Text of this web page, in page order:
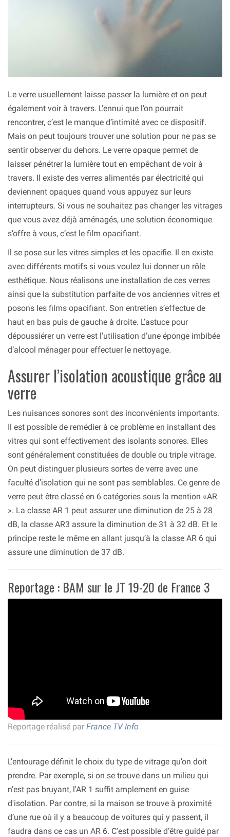
Le verre usuellement laisse passer la lumière et on peut
également voir à travers. L’ennui que l’on pourrait
rencontrer, c’est le manque d’intimité avec ce dispositif.
Mais on peut toujours trouver une solution pour ne pas se
sentir observer du dehors. Le verre opaque permet de
laisser pénétrer la lumière tout en empêchant de voir à
travers. Il existe des verres alimentés par électricité qui
deviennent opaques quand vous appuyez sur leurs
interrupteurs. Si vous ne souhaitez pas changer les vitrages
que vous avez déjà aménagés, une solution économique
s’offre à vous, c’est le film opacifiant.
Il se pose sur les vitres simples et les opacifie. Il en existe
avec différents motifs si vous voulez lui donner un rôle
esthétique. Nous réalisons une installation de ces verres
ainsi que la substitution parfaite de vos anciennes vitres et
posons les films opacifiant. Son entretien s’effectue de
haut en bas puis de gauche à droite. L’astuce pour
dépoussiérer un verre est l’utilisation d’une éponge imbibée
d’alcool ménager pour effectuer le nettoyage.
Assurer l’isolation acoustique grâce au
verre
Les nuisances sonores sont des inconvénients importants.
Il est possible de remédier à ce problème en installant des
vitres qui sont effectivement des isolants sonores. Elles
sont généralement constituées de double ou triple vitrage.
On peut distinguer plusieurs sortes de verre avec une
faculté d’isolation qui ne sont pas semblables. Ce genre de
verre peut être classé en 6 catégories sous la mention «AR
». La classe AR 1 peut assurer une diminution de 25 à 28
dB, la classe AR3 assure la diminution de 31 à 32 dB. Et le
principe reste le même en allant jusqu’à la classe AR 6 qui
assure une diminution de 37 dB.
Reportage : BAM sur le JT 19-20 de France 3
Reportage réalisé par France TV Info
L’entourage définit le choix du type de vitrage qu’on doit
prendre. Par exemple, si on se trouve dans un milieu qui
n’est pas bruyant, l'AR 1 suffit amplement en guise
d'isolation. Par contre, si la maison se trouve à proximité
d’une rue où il y a beaucoup de voitures qui y passent, il
faudra dans ce cas un AR 6. C’est possible d’être guidé par